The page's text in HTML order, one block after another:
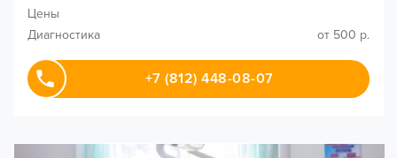
Цены
Диагностика
от 500 р.
+7 (812) 448-08-07